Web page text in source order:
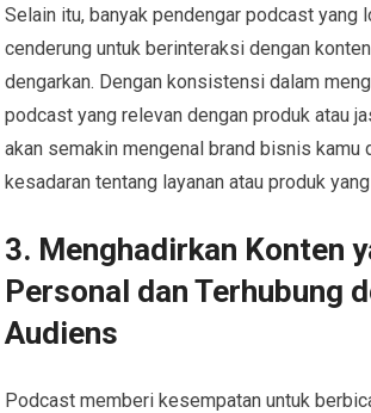
Selain itu, banyak pendengar podcast yang
cenderung untuk berinteraksi dengan
dengarkan. Dengan konsistensi dalam
podcast yang relevan dengan produk atau
akan semakin mengenal brand bisnis kamu
kesadaran tentang layanan atau produk
3. Menghadirkan Konten
Personal dan Terhubung
Audiens
Podcast memberi kesempatan untuk